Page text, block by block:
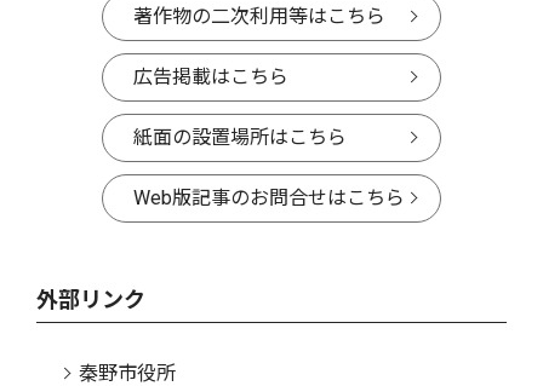
著作物の二次利用等はこちら
広告掲載はこちら
紙面の設置場所はこちら
Web版記事のお問合せはこちら
外部リンク
秦野市役所